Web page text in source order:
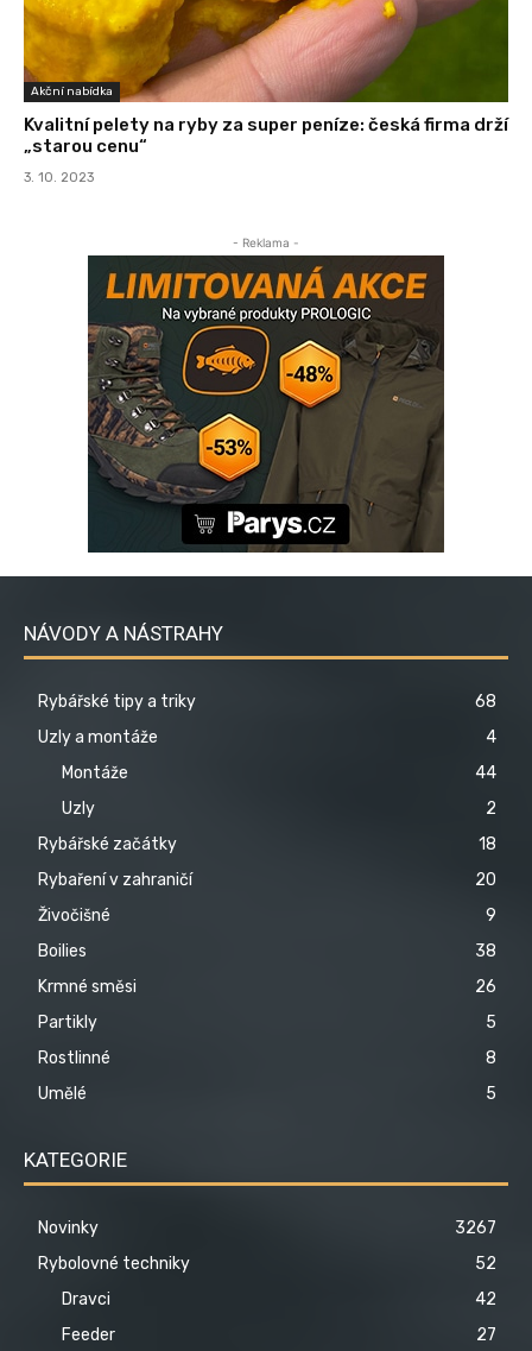
Akční nabídka
Kvalitní pelety na ryby za super peníze: česká firma drží
„starou cenu“
3. 10. 2023
- Reklama -
NÁVODY A NÁSTRAHY
Rybářské tipy a triky
68
Uzly a montáže
4
Montáže
44
Uzly
2
Rybářské začátky
18
Rybaření v zahraničí
20
Živočišné
9
Boilies
38
Krmné směsi
26
Partikly
5
Rostlinné
8
Umělé
5
KATEGORIE
Novinky
3267
Rybolovné techniky
52
Dravci
42
Feeder
27